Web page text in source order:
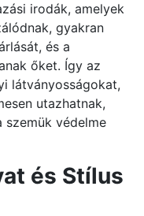
irodák, amelyek
gyakran
és a
őket. Így az
látványosságokat,
utazhatnak,
szemük védelme
és Stílus